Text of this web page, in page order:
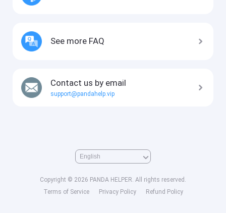
See more FAQ
Contact us by email
support@pandahelp.vip
Copyright © 2026 PANDA HELPER. All rights reserved.
Terms of Service
Privacy Policy Refund Policy